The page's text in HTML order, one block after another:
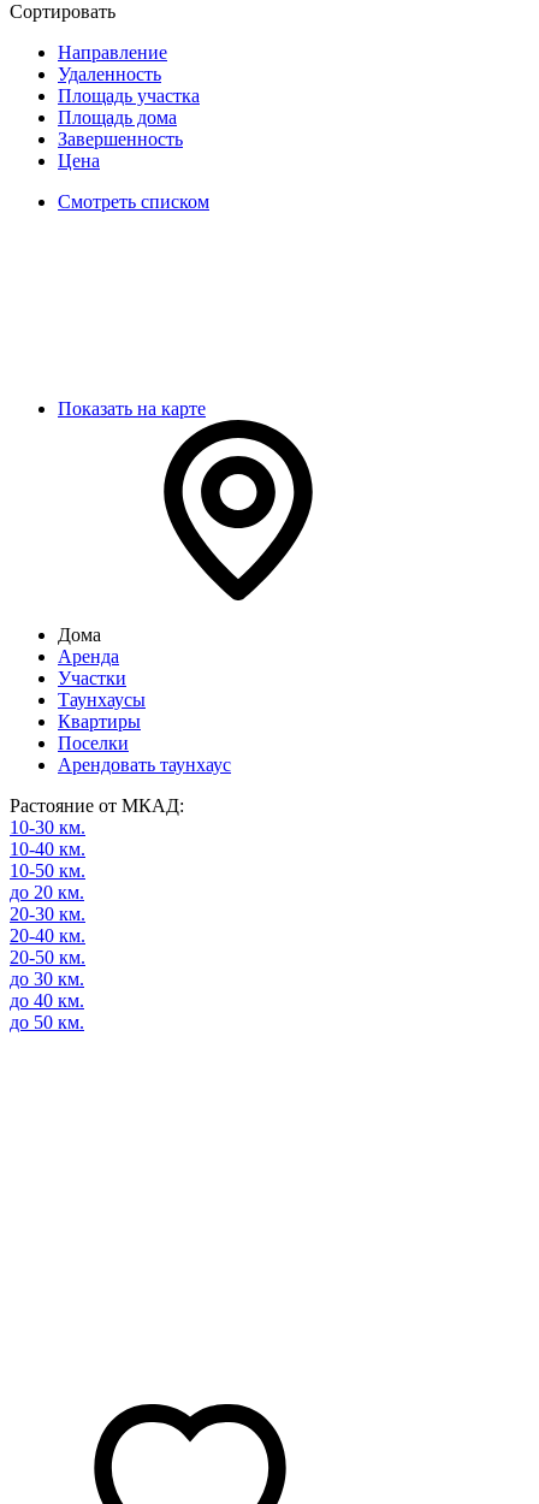
Сортировать
Направление
Удаленность
Площадь участка
Площадь дома
Завершенность
Цена
Смотреть списком
Показать на карте
Дома
Аренда
Участки
Таунхаусы
Квартиры
Поселки
Арендовать таунхаус
Растояние от МКАД:
10-30 км.
10-40 км.
10-50 км.
до 20 км.
20-30 км.
20-40 км.
20-50 км.
до 30 км.
до 40 км.
до 50 км.